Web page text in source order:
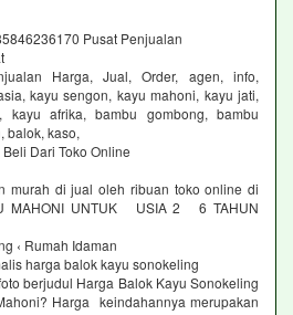
Pusat Penjualan
Harga, Jual, Order, agen, info,
kayu sengon, kayu mahoni, kayu jati,
kayu afrika, bambu gombong, bambu
balok, kaso,
Dari Toko Online
murah di jual oleh ribuan toko online di
MAHONI UNTUK USIA 2 6 TAHUN
‹ Rumah Idaman
harga balok kayu sonokeling
berjudul Harga Balok Kayu Sonokeling
Harga keindahannya merupakan